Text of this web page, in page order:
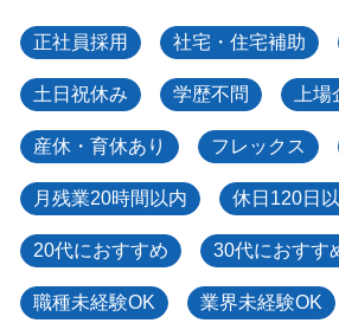
正社員採用 社宅・住宅補助
土日祝休み 学歴不問 上
産休・育休あり フレックス
月残業20時間以内 休日120日
20代におすすめ 30代におすす
職種未経験OK 業界未経験OK